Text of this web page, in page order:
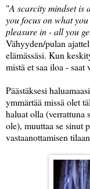
"A scarcity mindset is
you focus on what
pleasure in - all you
Vähyyden/pulan
elämässäsi. Kun
mistä et saa iloa - saat
Päästäksesi
ymmärtää missä olet
haluat olla (verrattuna
ole), muuttaa se sinut
vastaanottamisen